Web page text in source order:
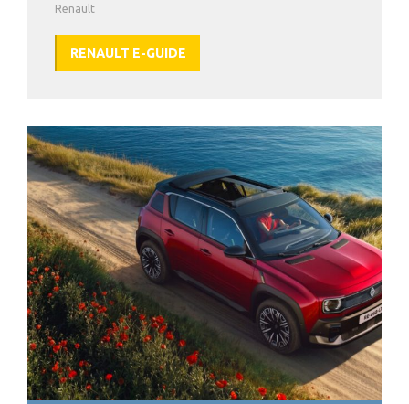
Renault
RENAULT E-GUIDE